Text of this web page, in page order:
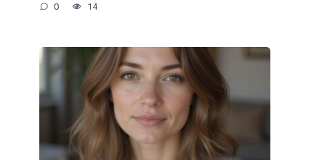
0 14